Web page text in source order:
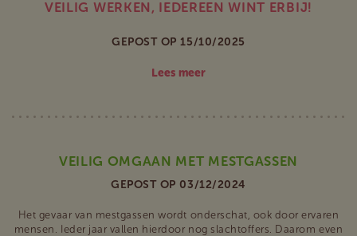
VEILIG WERKEN, IEDEREEN WINT ERBIJ!
GEPOST OP 15/10/2025
Lees meer
VEILIG OMGAAN MET MESTGASSEN
GEPOST OP 03/12/2024
Het gevaar van mestgassen wordt onderschat, ook door ervaren
mensen. Ieder jaar vallen hierdoor nog slachtoffers. Daarom even